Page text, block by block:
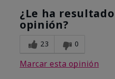
¿Le ha
opinión?
23 0
Marcar esta opinión